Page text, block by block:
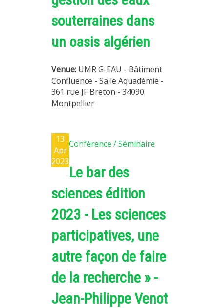
souterraines dans
un oasis algérien
Venue: UMR G-EAU - Bâtiment
Confluence - Salle Aquadémie -
361 rue JF Breton - 34090
Montpellier
13
Apr
2023
Conférence / Séminaire
Le bar des
sciences édition
2023 - Les sciences
participatives, une
autre façon de faire
de la recherche » -
Jean-Philippe Venot